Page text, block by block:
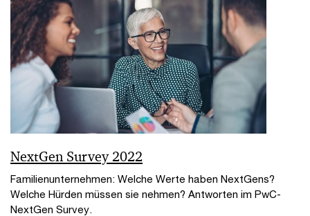
NextGen Survey 2022
Familienunternehmen: Welche Werte haben NextGens?
Welche Hürden müssen sie nehmen? Antworten im PwC-
NextGen Survey.